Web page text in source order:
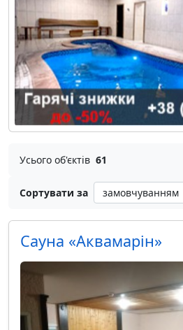
Усього об'єктів 61
Сортувати за
Сауна «Аквамарін»